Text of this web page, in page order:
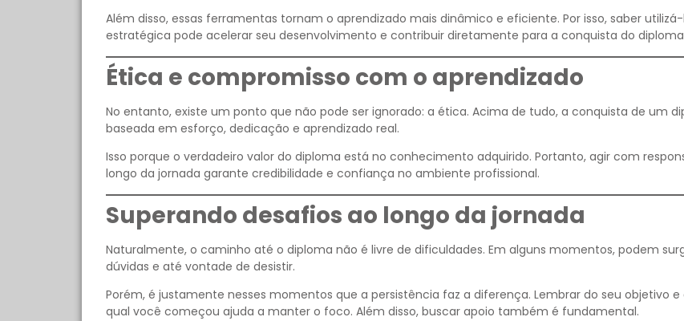
Além disso, essas ferramentas tornam o aprendizado mais dinâmico e eficiente. Por isso, saber
estratégica pode acelerar seu desenvolvimento e contribuir diretamente para a conquista do
Ética e compromisso com o aprendizado
No entanto, existe um ponto que não pode ser ignorado: a ética. Acima de tudo, a conquista de um
baseada em esforço, dedicação e aprendizado real.
Isso porque o verdadeiro valor do diploma está no conhecimento adquirido. Portanto, agir com
longo da jornada garante credibilidade e confiança no ambiente profissional.
Superando desafios ao longo da jornada
Naturalmente, o caminho até o diploma não é livre de dificuldades. Em alguns momentos, podem
dúvidas e até vontade de desistir.
Porém, é justamente nesses momentos que a persistência faz a diferença. Lembrar do seu objetivo
qual você começou ajuda a manter o foco. Além disso, buscar apoio também é fundamental.